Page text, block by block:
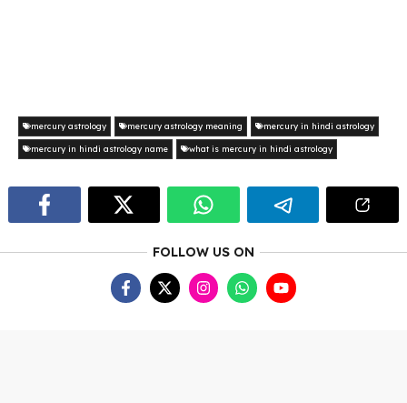
mercury astrology mercury astrology meaning mercury in hindi astrology
mercury in hindi astrology name what is mercury in hindi astrology
FOLLOW US ON